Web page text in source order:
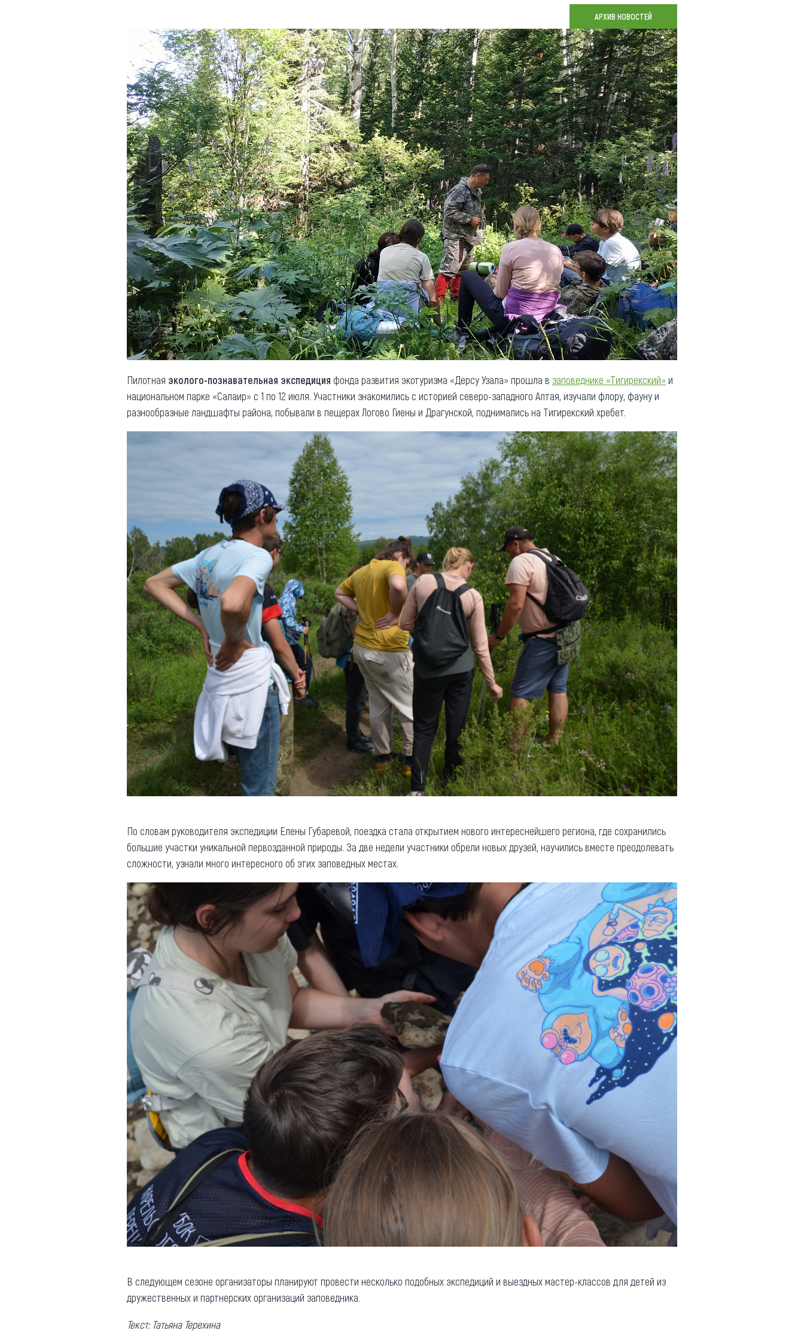
Придорожные кафе
Новости
Что привезти (сувениры)
Общая информация
Как добраться
Люди, прославившие Алтай
Карты и буклеты
Коллекция впечатлений
Блог путешественника
Видеогалерея
Фотогалерея
Другие рубрики
Реестр туроператоров
Реестр туристических
агентств Алтайского края
Обращения граждан
Противодействие коррупции
АРХИВ НОВОСТЕЙ
Пилотная эколого-познавательная экспедиция фонда развития экотуризма «Дерсу Узала» прошла в заповеднике «Тигирекский» и
национальном парке «Салаир» с 1 по 12 июля. Участники знакомились с историей северо-западного Алтая, изучали флору, фауну и
разнообразные ландшафты района, побывали в пещерах Логово Гиены и Драгунской, поднимались на Тигирекский хребет.
По словам руководителя экспедиции Елены Губаревой, поездка стала открытием нового интереснейшего региона, где сохранились
большие участки уникальной первозданной природы. За две недели участники обрели новых друзей, научились вместе преодолевать
сложности, узнали много интересного об этих заповедных местах.
В следующем сезоне организаторы планируют провести несколько подобных экспедиций и выездных мастер-классов для детей из
дружественных и партнерских организаций заповедника.
Текст: Татьяна Терехина